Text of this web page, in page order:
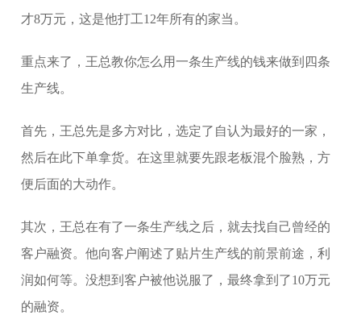
才8万元，这是他打工12年所有的家当。
重点来了，王总教你怎么用一条生产线的钱来做到四条
生产线。
首先，王总先是多方对比，选定了自认为最好的一家，
然后在此下单拿货。在这里就要先跟老板混个脸熟，方
便后面的大动作。
其次，王总在有了一条生产线之后，就去找自己曾经的
客户融资。他向客户阐述了贴片生产线的前景前途，利
润如何等。没想到客户被他说服了，最终拿到了10万元
的融资。